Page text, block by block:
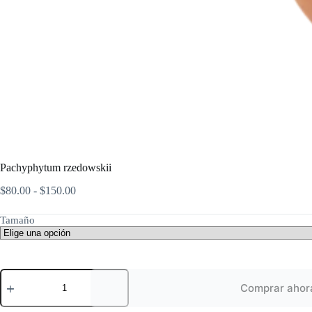
Pachyphytum rzedowskii
$80.00 - $150.00Rango
precios:
desde
$80.00
Tamaño
Pachyphytum
rzedowskii
Comprar